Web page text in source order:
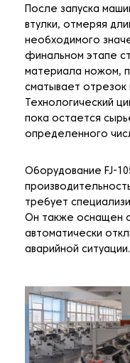
После запуска
втулки, отмеряя
необходимого
финальном этапе
материала ножом,
сматывает отрезок
Технологический
пока остается
определенного
Оборудование FJ-
требует
Он также оснащен
автоматически
аварийной ситуации.